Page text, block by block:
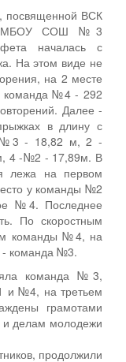
посвященной ВСК
МБОУ СОШ №3
началась с
На этом виде не
на 2 месте
команда №4 - 292
Далее -
в длину с
№3 - 18,82 м, 2 -
4 -№2 - 17,89м. В
лежа на первом
у команды №2
№4. Последнее
По скоростным
команды №4, на
- команда №3.
команда №3,
и №4, на третьем
грамотами
и делам молодежи
продолжили